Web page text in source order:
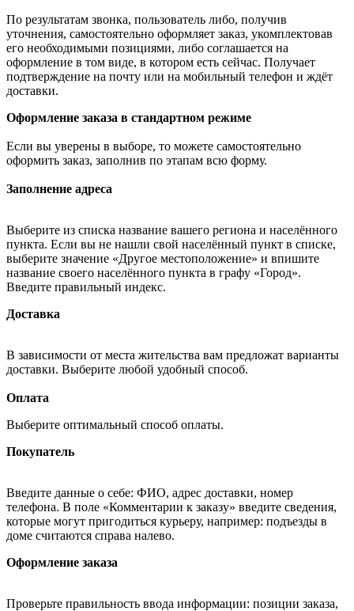
По результатам звонка, пользователь либо, получив
уточнения, самостоятельно оформляет заказ, укомплектовав
его необходимыми позициями, либо соглашается на
оформление в том виде, в котором есть сейчас. Получает
подтверждение на почту или на мобильный телефон и ждёт
доставки.
Оформление заказа в стандартном режиме
Если вы уверены в выборе, то можете самостоятельно
оформить заказ, заполнив по этапам всю форму.
Заполнение адреса
Выберите из списка название вашего региона и населённого
пункта. Если вы не нашли свой населённый пункт в списке,
выберите значение «Другое местоположение» и впишите
название своего населённого пункта в графу «Город».
Введите правильный индекс.
Доставка
В зависимости от места жительства вам предложат варианты
доставки. Выберите любой удобный способ.
Оплата
Выберите оптимальный способ оплаты.
Покупатель
Введите данные о себе: ФИО, адрес доставки, номер
телефона. В поле «Комментарии к заказу» введите сведения,
которые могут пригодиться курьеру, например: подъезды в
доме считаются справа налево.
Оформление заказа
Проверьте правильность ввода информации: позиции заказа,